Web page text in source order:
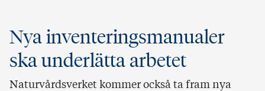
Nya inventeringsmanualer
ska underlätta arbetet
Naturvårdsverket kommer också ta fram nya